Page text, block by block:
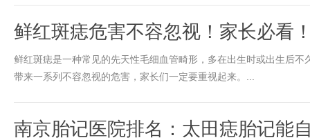
鲜红斑痣危害不容忽视！家长必看
鲜红斑痣是一种常见的先天性毛细血管畸形，多在出生时或出生后不
带来一系列不容忽视的危害，家长们一定要重视起来。...
南京胎记医院排名：太田痣胎记能